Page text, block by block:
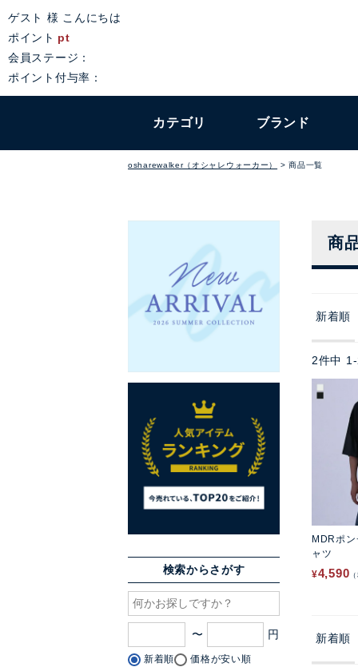
ゲスト 様 こんにちは
ポイント pt
会員ステージ：
ポイント付与率：
カテゴリ ブランド
osharewalker（オシャレウォーカー） 商品一覧
検索からさがす
〜
新着順
価格が安い順
商
新着順
2件中 1 -
MDRポ
ャツ
¥4,590
新着順